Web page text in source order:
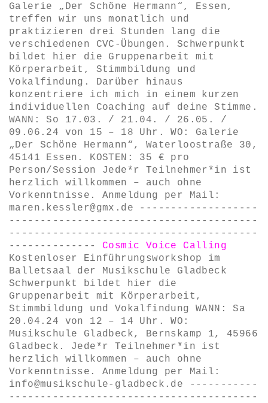
Galerie „Der Schöne Hermann“, Essen,
treffen wir uns monatlich und
praktizieren drei Stunden lang die
verschiedenen CVC-Übungen. Schwerpunkt
bildet hier die Gruppenarbeit mit
Körperarbeit, Stimmbildung und
Vokalfindung. Darüber hinaus
konzentriere ich mich in einem kurzen
individuellen Coaching auf deine Stimme.
WANN: So 17.03. / 21.04. / 26.05. /
09.06.24 von 15 – 18 Uhr. WO: Galerie
„Der Schöne Hermann“, Waterloostraße 30,
45141 Essen. KOSTEN: 35 € pro
Person/Session Jede*r Teilnehmer*in ist
herzlich willkommen – auch ohne
Vorkenntnisse. Anmeldung per Mail:
maren.kessler@gmx.de -------------------
----------------------------------------
----------------------------------------
-------------- Cosmic Voice Calling
Kostenloser Einführungsworkshop im
Balletsaal der Musikschule Gladbeck
Schwerpunkt bildet hier die
Gruppenarbeit mit Körperarbeit,
Stimmbildung und Vokalfindung WANN: Sa
20.04.24 von 12 – 14 Uhr. WO:
Musikschule Gladbeck, Bernskamp 1, 45966
Gladbeck. Jede*r Teilnehmer*in ist
herzlich willkommen – auch ohne
Vorkenntnisse. Anmeldung per Mail:
info@musikschule-gladbeck.de -----------
----------------------------------------